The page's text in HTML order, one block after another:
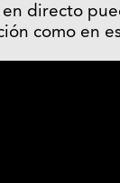
en directo
como en